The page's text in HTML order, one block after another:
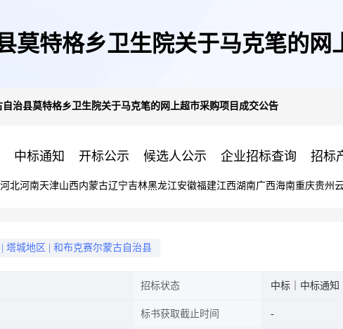
莫特格乡卫生院关于马克笔的网
治县莫特格乡卫生院关于马克笔的网上超市采购项目成交公告
中标通知 开标公示 候选人公示 企业招标查询 招标
河北河南天津山西内蒙古辽宁吉林黑龙江安徽福建江西湖南广西海南重庆贵州
塔城地区 和布克赛尔蒙古自治县
招标状态 中标｜中标通知
标书获取截止时间